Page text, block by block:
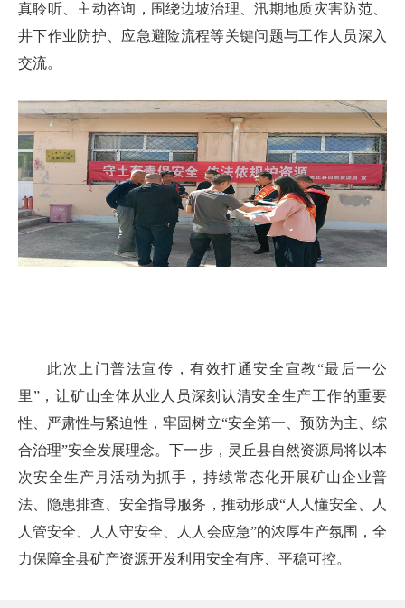
真聆听、主动咨询，围绕边坡治理、汛期地质灾害防范、
井下作业防护、应急避险流程等关键问题与工作人员深入
交流。
此次上门普法宣传，有效打通安全宣教“最后一公
里”，让矿山全体从业人员深刻认清安全生产工作的重要
性、严肃性与紧迫性，牢固树立“安全第一、预防为主、综
合治理”安全发展理念。下一步，灵丘县自然资源局将以本
次安全生产月活动为抓手，持续常态化开展矿山企业普
法、隐患排查、安全指导服务，推动形成“人人懂安全、人
人管安全、人人守安全、人人会应急”的浓厚生产氛围，全
力保障全县矿产资源开发利用安全有序、平稳可控。